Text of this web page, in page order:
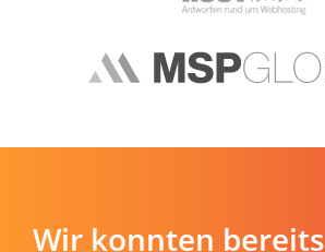
Wir konnten bereits